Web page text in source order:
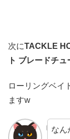
次にTACKLE
ト ブレードチ
ローリングベイ
ますw
なん